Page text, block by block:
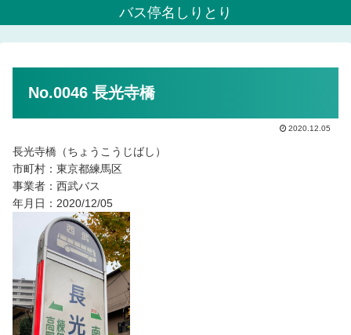
バス停名しりとり
No.0046 長光寺橋
2020.12.05
長光寺橋（ちょうこうじばし）
市町村：東京都練馬区
事業者：西武バス
年月日：2020/12/05